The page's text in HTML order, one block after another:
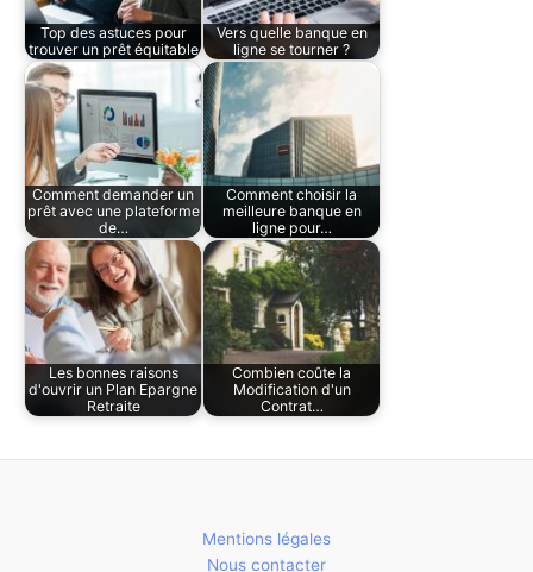
Top des astuces pour
trouver un prêt équitable
Vers quelle banque en
ligne se tourner ?
Comment demander un
prêt avec une plateforme
de…
Comment choisir la
meilleure banque en
ligne pour…
Les bonnes raisons
d'ouvrir un Plan Epargne
Retraite
Combien coûte la
Modification d'un
Contrat…
Mentions légales
Nous contacter